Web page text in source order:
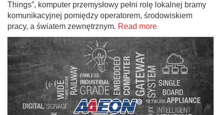
Things”, komputer przemysłowy pełni rolę lokalnej bramy
komunikacyjnej pomiędzy operatorem, środowiskiem
pracy, a światem zewnętrznym. Read more